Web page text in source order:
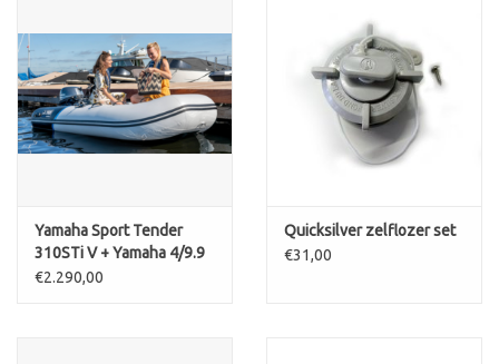
Yamaha Sport Tender
310STi V + Yamaha 4/9.9
pk 4-takt
€2.290,00
Quicksilver zelflozer set
€31,00